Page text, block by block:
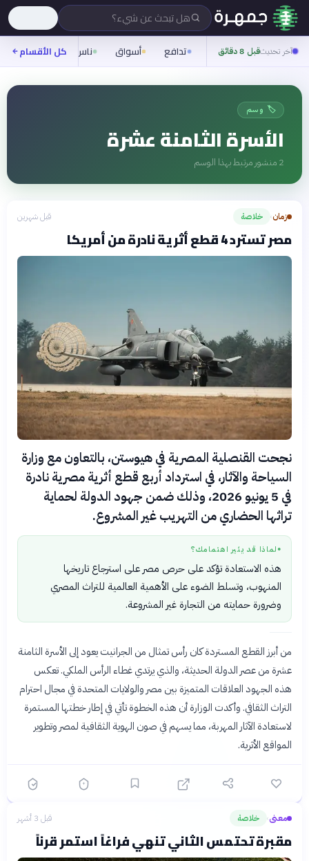
هل تبحث عن شيء؟
آخر تحديثقبل 8 دقائق تدافع أسواق ناس روح
كل الأقسام
🏷️ وسم
الأسرة الثامنة عشرة
2 منشور مرتبط بهذا الوسم
زمان› خلاصة قبل شهرين
مصر تسترد 4 قطع أثرية نادرة من أمريكا
نجحت القنصلية المصرية في هيوستن، بالتعاون مع وزارة
السياحة والآثار، في استرداد أربع قطع أثرية مصرية نادرة
في 5 يونيو 2026، وذلك ضمن جهود الدولة لحماية
تراثها الحضاري من التهريب غير المشروع.
● لماذا قد يثير اهتمامك؟
هذه الاستعادة تؤكد على حرص مصر على استرجاع تاريخها
المنهوب، وتسلط الضوء على الأهمية العالمية للتراث المصري
وضرورة حمايته من التجارة غير المشروعة.
من أبرز القطع المستردة كان رأس تمثال من الجرانيت يعود إلى الأسرة الثامنة
عشرة من عصر الدولة الحديثة، والذي يرتدي غطاء الرأس الملكي. تعكس
هذه الجهود العلاقات المتميزة بين مصر والولايات المتحدة في مجال احترام
التراث الثقافي. وأكدت الوزارة أن هذه الخطوة تأتي في إطار خطتها المستمرة
لاستعادة الآثار المهربة، مما يسهم في صون الهوية الثقافية لمصر وتطوير
المواقع الأثرية.
معنى› خلاصة قبل 3 أشهر
مقبرة تحتمس الثاني تنهي فراغاً استمر قرناً